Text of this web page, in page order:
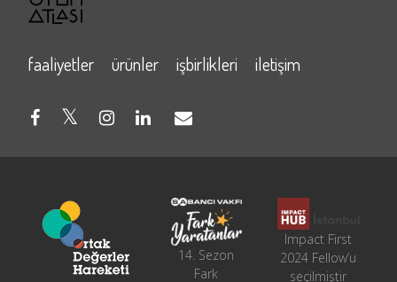
faaliyetler ürünler işbirlikleri iletişim
14. Sezon
Fark
Impact First
2024 Fellow’u
seçilmiştir